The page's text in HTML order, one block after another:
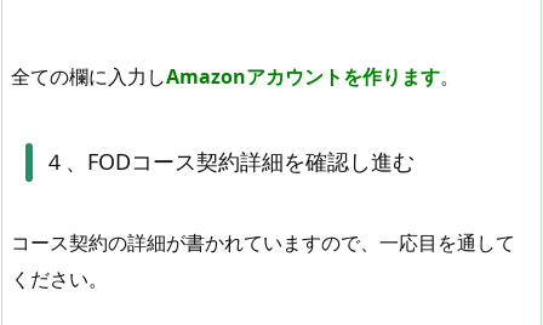
全ての欄に入力しAmazonアカウントを作ります。
４、FODコース契約詳細を確認し進む
コース契約の詳細が書かれていますので、一応目を通して
ください。